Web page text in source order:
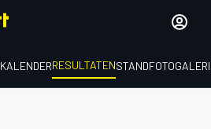
KALENDERRESULTATENSTAND